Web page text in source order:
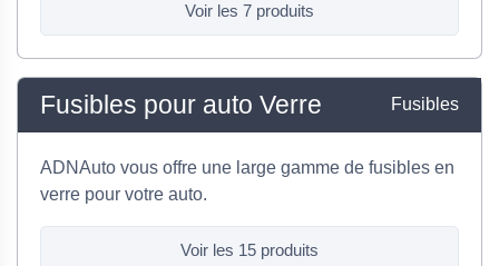
Voir les 7 produits
Fusibles pour auto Verre Fusibles
ADNAuto vous offre une large gamme de fusibles en
verre pour votre auto.
Voir les 15 produits